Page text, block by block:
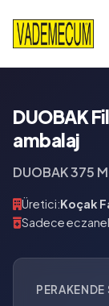
DUOBAK
ambalaj
DUOBAK 375
Üretici:Koçak
Sadece
PERAKENDE